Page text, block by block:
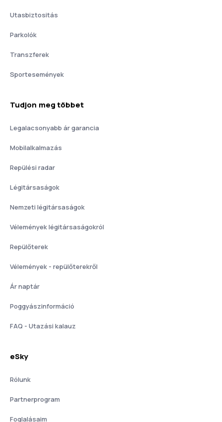
Utasbiztositás
Parkolók
Transzferek
Sportesemények
Tudjon meg többet
Legalacsonyabb ár garancia
Mobilalkalmazás
Repülési radar
Légitársaságok
Nemzeti légitársaságok
Vélemények légitársaságokról
Repülőterek
Vélemények - repülőterekről
Ár naptár
Poggyászinformáció
FAQ - Utazási kalauz
eSky
Rólunk
Partnerprogram
Foglalásaim